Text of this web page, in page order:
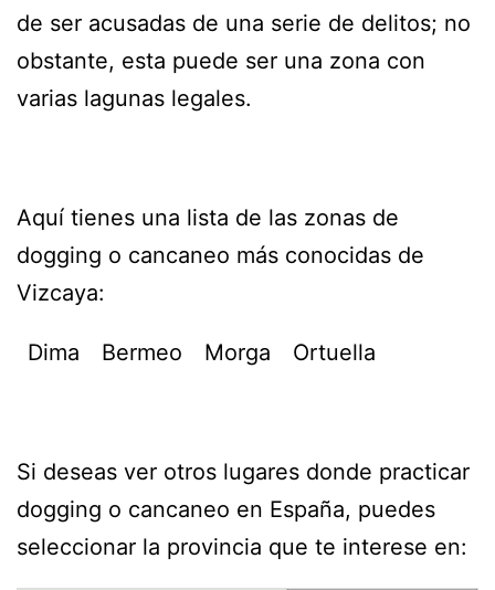
de ser acusadas de una serie de delitos; no
obstante, esta puede ser una zona con
varias lagunas legales.
Aquí tienes una lista de las zonas de
dogging o cancaneo más conocidas de
Vizcaya:
Dima Bermeo Morga Ortuella
Si deseas ver otros lugares donde practicar
dogging o cancaneo en España, puedes
seleccionar la provincia que te interese en: